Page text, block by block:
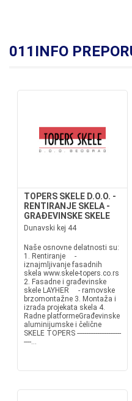
011INFO
TOPERS SKELE D.O.O. -
RENTIRANJE SKELA -
GRAĐEVINSKE SKELE
Dunavski kej 44
Naše osnovne delatnosti su:
1. Rentiranje -
iznajmljivanje fasadnih
skela www.skele-topers.co.rs
2. Fasadne i građevinske
skele LAYHER - ramovske
brzomontažne 3. Montaža i
izrada projekata skela 4.
Radne platformeGrađevinske
aluminijumske i čelične
SKELE TOPERS ------------------------
----...